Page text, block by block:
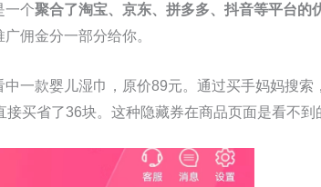
一个聚合了淘宝、京东、拼多多、抖音等平台的
佣金分一部分给你。
一款婴儿湿巾，原价89元。通过买手妈妈搜
买省了36块。这种隐藏券在商品页面是看不到